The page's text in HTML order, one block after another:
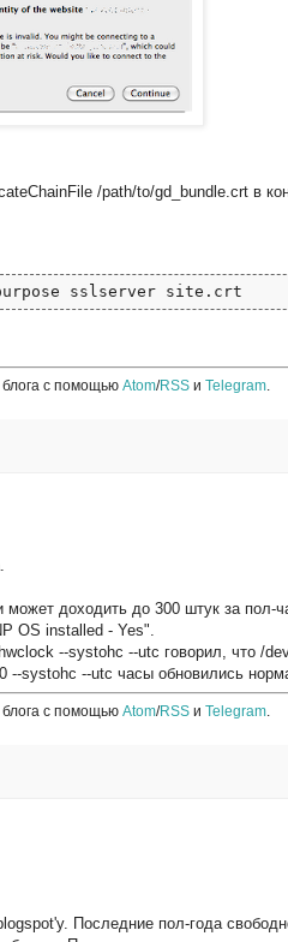
/path/to/gd_bundle.crt в
sslserver site.crt
с помощью Atom/RSSи Telegram.
может доходить до 300 штук за пол-
OS installed - Yes".
--systohc --utc говорил, что /
--systohc --utc часы обновились
с помощью Atom/RSSи Telegram.
Последние пол-года